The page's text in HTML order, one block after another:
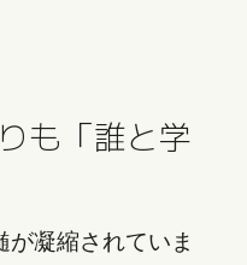
も「誰と学
が凝縮されていま